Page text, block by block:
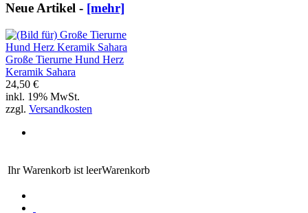
Neue Artikel - [mehr]
Große Tierurne Hund Herz
Keramik Sahara
24,50 €
inkl. 19% MwSt.
zzgl. Versandkosten
Ihr Warenkorb ist leerWarenkorb